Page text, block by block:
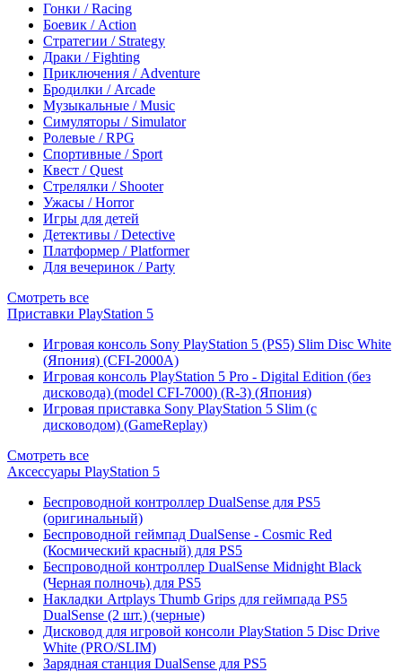
Гонки / Racing
Боевик / Action
Стратегии / Strategy
Драки / Fighting
Приключения / Adventure
Бродилки / Arcade
Музыкальные / Music
Симуляторы / Simulator
Ролевые / RPG
Спортивные / Sport
Квест / Quest
Стрелялки / Shooter
Ужасы / Horror
Игры для детей
Детективы / Detective
Платформер / Platformer
Для вечеринок / Party
Смотреть все
Приставки PlayStation 5
Игровая консоль Sony PlayStation 5 (PS5) Slim Disc White
(Япония) (CFI-2000A)
Игровая консоль PlayStation 5 Pro - Digital Edition (без
дисковода) (model CFI-7000) (R-3) (Япония)
Игровая приставка Sony PlayStation 5 Slim (с
дисководом) (GameReplay)
Смотреть все
Аксессуары PlayStation 5
Беспроводной контроллер DualSense для PS5
(оригинальный)
Беспроводной геймпад DualSense - Cosmic Red
(Космический красный) для PS5
Беспроводной контроллер DualSense Midnight Black
(Черная полночь) для PS5
Накладки Artplays Thumb Grips для геймпада PS5
DualSense (2 шт.) (черные)
Дисковод для игровой консоли PlayStation 5 Disc Drive
White (PRO/SLIM)
Зарядная станция DualSense для PS5